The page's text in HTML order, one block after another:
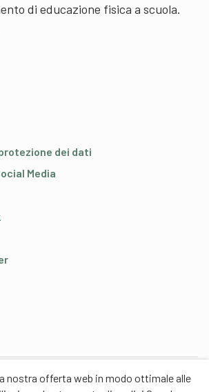
nostra offerta web in modo ottimale alle
di educazione fisica a scuola.
dei dati
Media